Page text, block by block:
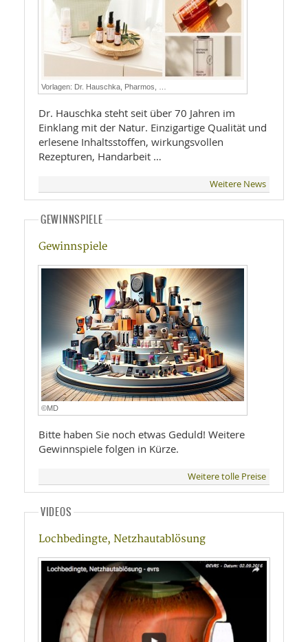
Vorlagen: Dr. Hauschka, Pharmos, …
Dr. Hauschka steht seit über 70 Jahren im
Einklang mit der Natur. Einzigartige Qualität und
erlesene Inhaltsstoffen, wirkungsvollen
Rezepturen, Handarbeit …
Weitere News
GEWINNSPIELE
Gewinnspiele
©MD
Bitte haben Sie noch etwas Geduld! Weitere
Gewinnspiele folgen in Kürze.
Weitere tolle Preise
VIDEOS
Lochbedingte, Netzhautablösung